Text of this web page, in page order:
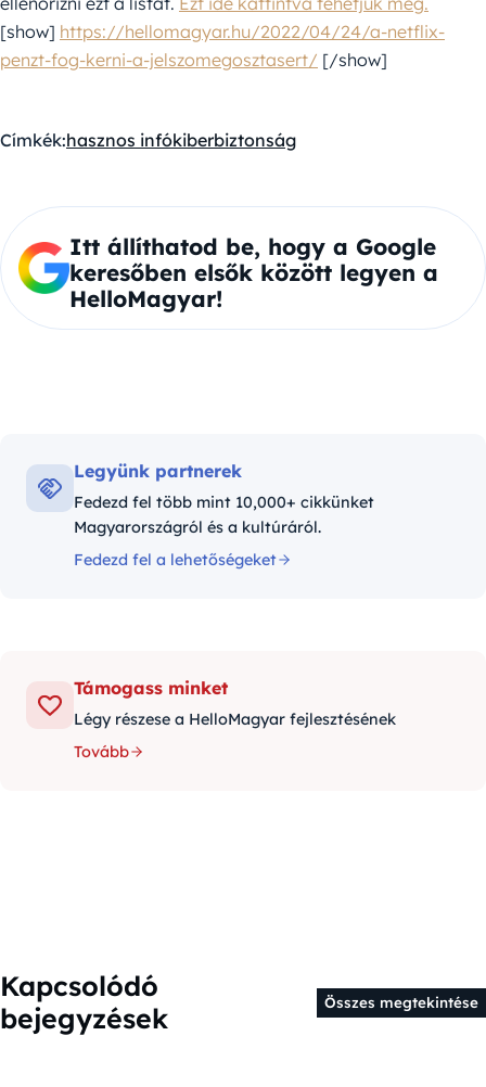
[show] https://hellomagyar.hu/2022/04/24/a-netflix-
penzt-fog-kerni-a-jelszomegosztasert/ [/show]
Címkék:hasznos infókiberbiztonság
Itt állíthatod be, hogy a Google
keresőben elsők között legyen a
HelloMagyar!
Legyünk partnerek
Fedezd fel több mint 10,000+ cikkünket
Magyarországról és a kultúráról.
Fedezd fel a lehetőségeket
Támogass minket
Légy részese a HelloMagyar fejlesztésének
Tovább
Kapcsolódó
bejegyzések
Összes megtekintése